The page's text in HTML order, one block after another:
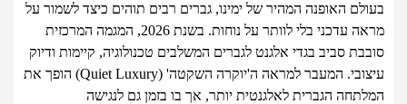
בעולם האופנה המהיר של ימינו, גברים רבים תוהים כיצד לשמור על
מראה עדכני בלי לוותר על נוחות. בשנת 2026, המגמה המרכזית
סובבת סביב בגדי אלגנט לגברים המשלבים טכנולוגיה, קיימות ודיוק
עיצובי. המעבר למראה ה'יוקרה השקטה' (Quiet Luxury) הופך את
המלתחה הגברית לאלגנטית יותר, אך בו בזמן גם לנגישה